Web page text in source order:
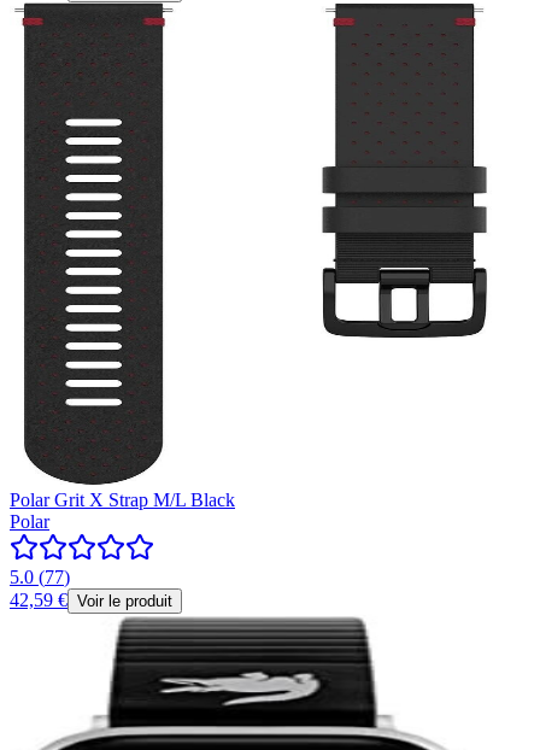
Polar Grit X Strap M/L Black
Polar
5.0 (77)
42,59 € Voir le produit